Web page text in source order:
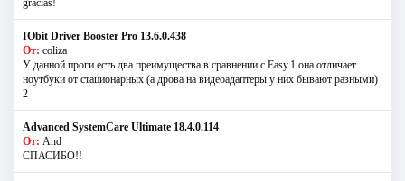
gracias!
IObit Driver Booster Pro 13.6.0.438
От: coliza
У данной проги есть два преимущества в сравнении с Easy.1 она отличает
ноутбуки от стационарных (а дрова на видеоадаптеры у них бывают разными)
2
Advanced SystemCare Ultimate 18.4.0.114
От: And
СПАСИБО!!